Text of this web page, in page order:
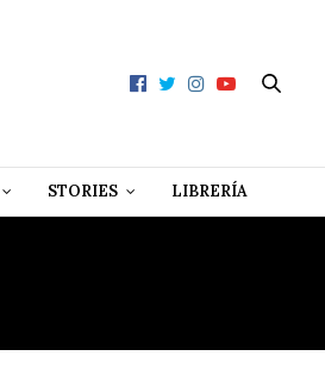
STORIES LIBRERÍA